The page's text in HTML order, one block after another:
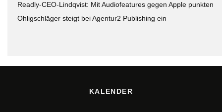
Readly-CEO-Lindqvist: Mit Audiofeatures gegen Apple punkten
Ohligschläger steigt bei Agentur2 Publishing ein
KALENDER